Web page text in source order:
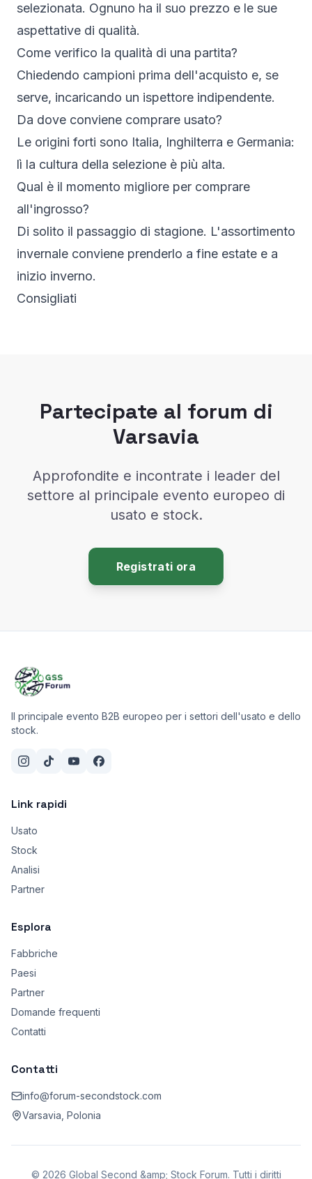
selezionata. Ognuno ha il suo prezzo e le sue
aspettative di qualità.
Come verifico la qualità di una partita?
Chiedendo campioni prima dell'acquisto e, se
serve, incaricando un ispettore indipendente.
Da dove conviene comprare usato?
Le origini forti sono Italia, Inghilterra e Germania:
lì la cultura della selezione è più alta.
Qual è il momento migliore per comprare
all'ingrosso?
Di solito il passaggio di stagione. L'assortimento
invernale conviene prenderlo a fine estate e a
inizio inverno.
Consigliati
Partecipate al forum di
Varsavia
Approfondite e incontrate i leader del
settore al principale evento europeo di
usato e stock.
Registrati ora
Il principale evento B2B europeo per i settori dell'usato e dello
stock.
Link rapidi
Usato
Stock
Analisi
Partner
Esplora
Fabbriche
Paesi
Partner
Domande frequenti
Contatti
Contatti
info@forum-secondstock.com
Varsavia, Polonia
© 2026 Global Second &amp; Stock Forum. Tutti i diritti